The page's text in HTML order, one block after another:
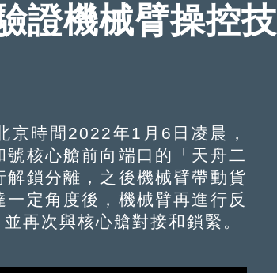
證機械臂操控技
時間2022年1月6日凌晨，
核心艙前向端口的「天舟二
鎖分離，之後機械臂帶動貨
定角度後，機械臂再進行反
再次與核心艙對接和鎖緊。